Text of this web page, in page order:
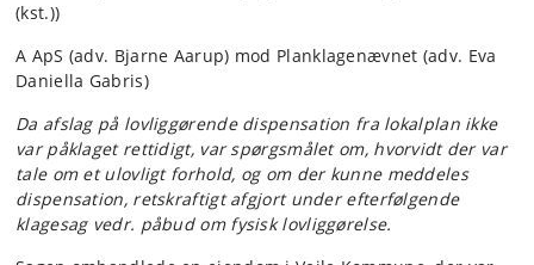
(kst.))
A ApS (adv. Bjarne Aarup) mod Planklagenævnet (adv. Eva
Daniella Gabris)
Da afslag på lovliggørende dispensation fra lokalplan ikke
var påklaget rettidigt, var spørgsmålet om, hvorvidt der var
tale om et ulovligt forhold, og om der kunne meddeles
dispensation, retskraftigt afgjort under efterfølgende
klagesag vedr. påbud om fysisk lovliggørelse.